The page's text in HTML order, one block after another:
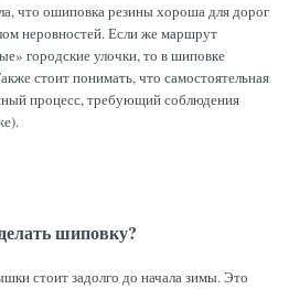
что ошиповка резины хороша для дорог
неровностей. Если же маршрут
городские улочки, то в шиповке
стоит понимать, что самостоятельная
процесс, требующий соблюдения
шиповку?
стоит задолго до начала зимы. Это